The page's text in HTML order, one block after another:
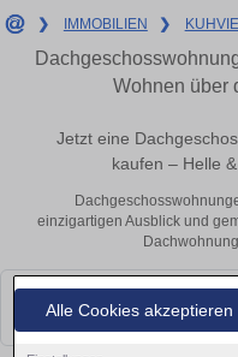
Alle Cookies akzeptieren
❯ IMMOBILIEN ❯
Wohnen über
Jetzt eine
kaufen – Helle
einzigartigen Ausblick und
Leider konnten wir derzeit
bald wieder vorbei!